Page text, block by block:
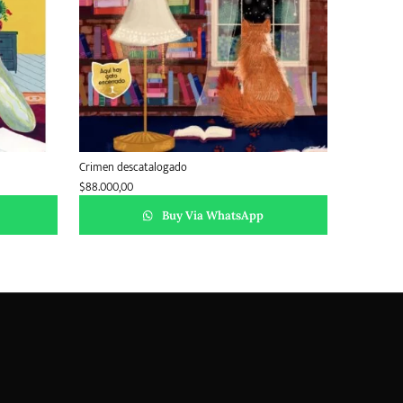
Crimen descatalogado
$88.000,00
Buy Via WhatsApp